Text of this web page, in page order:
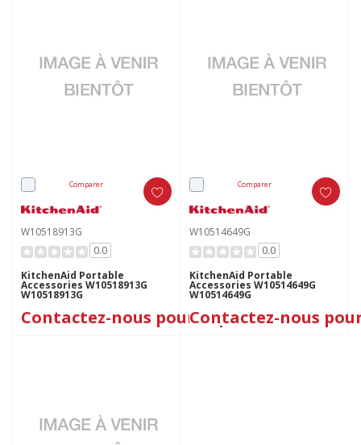
Comparer
W10518913G
0.0
KitchenAid Portable
Accessories W10518913G
W10518913G
Contactez-nous pour le prix
Comparer
W10514649G
0.0
KitchenAid Portable
Accessories W10514649G
W10514649G
Contactez-nous